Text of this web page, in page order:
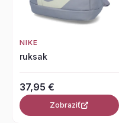
NIKE
ruksak
37,95 €
Zobraziť